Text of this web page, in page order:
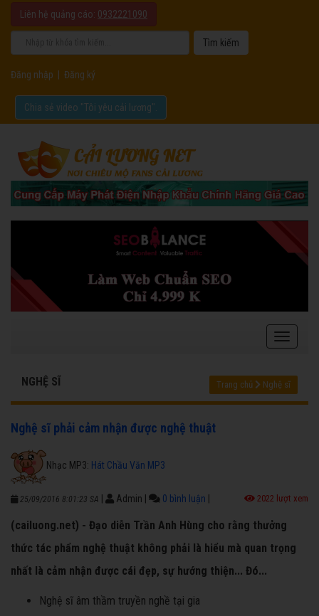
Liên hệ quảng cáo: 0932221090
Đăng nhập Đăng ký
Chia sẻ video "Tôi yêu cải lương".
NGHỆ SĨ Trang chủ Nghệ sĩ
Nghệ sĩ phải cảm nhận được nghệ thuật
Nhạc MP3: Hát Chầu Văn MP3
25/09/2016 8:01:23 SA Admin 0 bình luận 2022 lượt xem
(cailuong.net) - Đạo diễn Trần Anh Hùng cho rằng thưởng
thức tác phẩm nghệ thuật không phải là hiểu mà quan trọng
nhất là cảm nhận được cái đẹp, sự hướng thiện... Đó...
Nghệ sĩ âm thầm truyền nghề tại gia